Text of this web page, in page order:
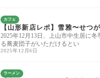
カフェ
【山形新店レポ】雪雅〜せつ
2025年12月13日、上山市中生居に
る蕎麦団子がいただけるとい
2025年12月6日
ラーメン